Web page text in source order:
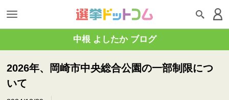
中根 よしたか ブログ
2026年、岡崎市中央総合公園の一部制限につ
いて